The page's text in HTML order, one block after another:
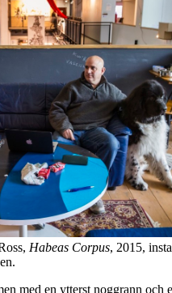
Habeas Corpus, 2015,
med en ytterst noggrann